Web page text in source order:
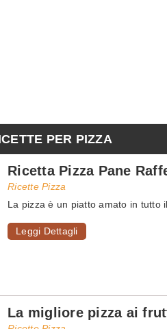
PER PIZZA
Ricetta Pizza Pane
Ricette Pizza
La pizza è un piatto amato in tutto il
Leggi Dettagli
La migliore pizza ai